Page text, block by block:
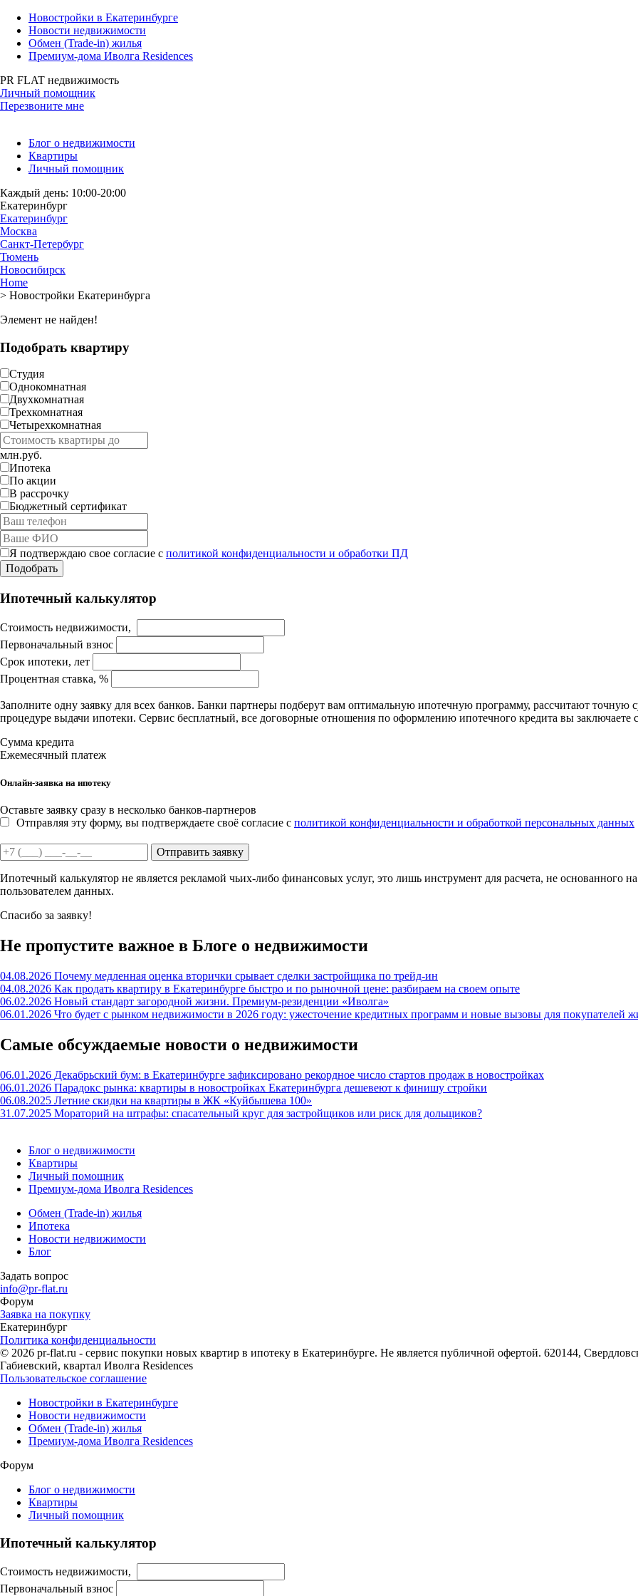
Новостройки в Екатеринбурге
Новости недвижимости
Обмен (Trade-in) жилья
Премиум-дома Иволга Residences
PR FLAT недвижимость
Личный помощник
Перезвоните мне
Блог о недвижимости
Квартиры
Личный помощник
Каждый день: 10:00-20:00
Екатеринбург
Екатеринбург
Москва
Санкт-Петербург
Тюмень
Новосибирск
Home
> Новостройки Екатеринбурга
Элемент не найден!
Подобрать квартиру
Студия
Однокомнатная
Двухкомнатная
Трехкомнатная
Четырехкомнатная
млн.руб.
Ипотека
По акции
В рассрочку
Бюджетный сертификат
Я подтверждаю свое согласие с политикой конфиденциальности и обработки ПД
Ипотечный калькулятор
Стоимость недвижимости,
Первоначальный взнос
Срок ипотеки, лет
Процентная ставка, %
Заполните одну заявку для всех банков. Банки партнеры подберут вам оптимальную ипотечную программу, рассчитают точную
процедуре выдачи ипотеки. Сервис бесплатный, все договорные отношения по оформлению ипотечного кредита вы заключаете
Сумма кредита
Ежемесячный платеж
Онлайн-заявка на ипотеку
Оставьте заявку сразу в несколько банков-партнеров
Отправляя эту форму, вы подтверждаете своё согласие с политикой конфиденциальности и обработкой персональных данных
Отправить заявку
Ипотечный калькулятор не является рекламой чьих-либо финансовых услуг, это лишь инструмент для расчета, не основанного
пользователем данных.
Спасибо за заявку!
Не пропустите важное в Блоге о недвижимости
04.08.2026 Почему медленная оценка вторички срывает сделки застройщика по трейд-ин
04.08.2026 Как продать квартиру в Екатеринбурге быстро и по рыночной цене: разбираем на своем опыте
06.02.2026 Новый стандарт загородной жизни. Премиум-резиденции «Иволга»
06.01.2026 Что будет с рынком недвижимости в 2026 году: ужесточение кредитных программ и новые вызовы для покупателей
Самые обсуждаемые новости о недвижимости
06.01.2026 Декабрьский бум: в Екатеринбурге зафиксировано рекордное число стартов продаж в новостройках
06.01.2026 Парадокс рынка: квартиры в новостройках Екатеринбурга дешевеют к финишу стройки
06.08.2025 Летние скидки на квартиры в ЖК «Куйбышева 100»
31.07.2025 Мораторий на штрафы: спасательный круг для застройщиков или риск для дольщиков?
Блог о недвижимости
Квартиры
Личный помощник
Премиум-дома Иволга Residences
Обмен (Trade-in) жилья
Ипотека
Новости недвижимости
Блог
Задать вопрос
info@pr-flat.ru
Форум
Заявка на покупку
Екатеринбург
Политика конфиденциальности
© 2026 pr-flat.ru - сервис покупки новых квартир в ипотеку в Екатеринбурге. Не является публичной офертой. 620144,
Габиевский, квартал Иволга Residences
Пользовательское соглашение
Новостройки в Екатеринбурге
Новости недвижимости
Обмен (Trade-in) жилья
Премиум-дома Иволга Residences
Форум
Блог о недвижимости
Квартиры
Личный помощник
Ипотечный калькулятор
Стоимость недвижимости,
Первоначальный взнос